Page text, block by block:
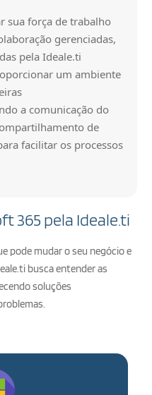
sua força de trabalho
gerenciadas,
pela Ideale.ti
um ambiente
a comunicação do
de
facilitar os processos
365 pela Ideale.ti
pode mudar o seu negócio e
busca entender as
soluções